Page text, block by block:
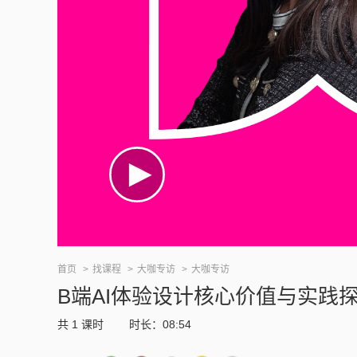
首页 找课程 大咖专访 大咖专访
B端AI体验设计核心价值与实践
共 1 课时 时长：08:54